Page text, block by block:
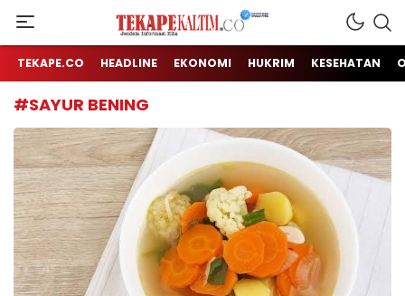
TEKAPE KALTIM
Jendela Informasi Kita
TEKAPE.CO HEADLINE EKONOMI HUKRIM KESEHATAN
#SAYUR BENING